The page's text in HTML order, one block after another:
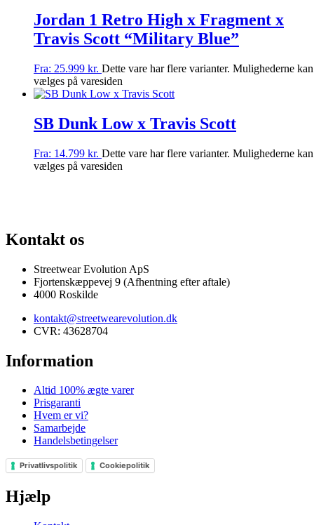
Jordan 1 Retro High x Fragment x
Travis Scott “Military Blue”
Fra: 25.999 kr. Dette vare har flere varianter. Mulighederne kan
vælges på varesiden
SB Dunk Low x Travis Scott
Fra: 14.799 kr. Dette vare har flere varianter. Mulighederne kan
vælges på varesiden
Kontakt os
Streetwear Evolution ApS
Fjortenskæppevej 9 (Afhentning efter aftale)
4000 Roskilde
kontakt@streetwearevolution.dk
CVR: 43628704
Information
Altid 100% ægte varer
Prisgaranti
Hvem er vi?
Samarbejde
Handelsbetingelser
Privatlivspolitik Cookiepolitik
Hjælp